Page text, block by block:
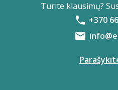
Turite klausimų?
+370